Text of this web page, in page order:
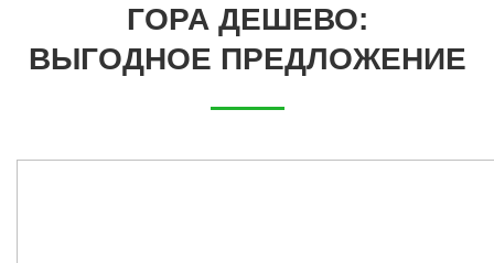
ГОРА ДЕШЕВО:
ВЫГОДНОЕ ПРЕДЛОЖЕНИЕ